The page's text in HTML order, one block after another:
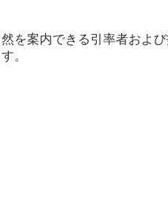
内できる引率者および
。